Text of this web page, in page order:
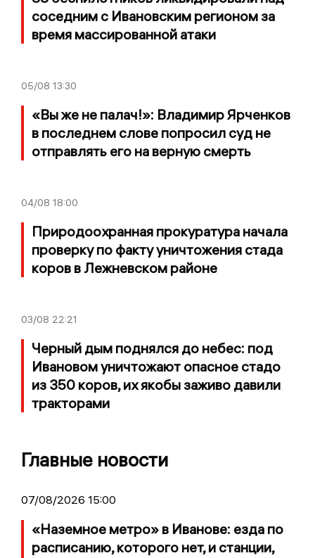
соседним с Ивановским регионом за
время массированной атаки
05/08 13:30
«Вы же не палач!»: Владимир Ярченков
в последнем слове попросил суд не
отправлять его на верную смерть
04/08 18:00
Природоохранная прокуратура начала
проверку по факту уничтожения стада
коров в Лежневском районе
03/08 22:21
Черный дым поднялся до небес: под
Ивановом уничтожают опасное стадо
из 350 коров, их якобы заживо давили
тракторами
Главные новости
07/08/2026 15:00
«Наземное метро» в Иванове: езда по
расписанию, которого нет, и станции,